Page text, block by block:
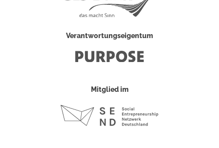
Verantwortungseigentum
Mitglied im